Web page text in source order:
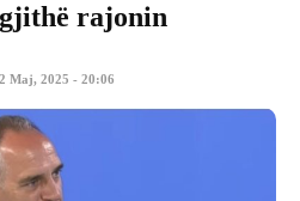
rajonin
Maj, 2025 - 20:06